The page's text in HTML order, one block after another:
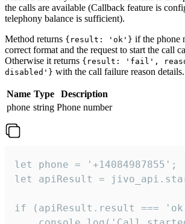
the calls are available (Callback feature is
telephony balance is sufficient).
Method returns {result: 'ok'} if the phone
correct format and the request to start the call
Otherwise it returns {result: 'fail',
disabled'} with the call failure reason details.
Name Type
Description
phone string Phone number
let phone = '+14084987855';
let apiResult =
if (apiResult.result ===